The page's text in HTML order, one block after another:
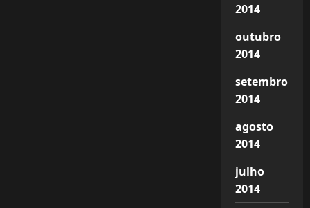
2014
outubro
2014
setembro
2014
agosto
2014
julho
2014